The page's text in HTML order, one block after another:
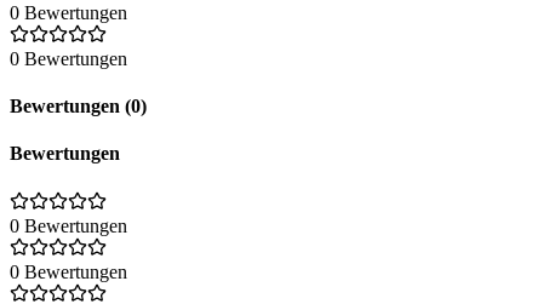
0 Bewertungen
0 Bewertungen
Bewertungen (0)
Bewertungen
0 Bewertungen
0 Bewertungen